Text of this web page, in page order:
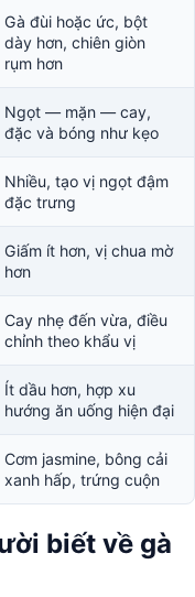
Gà đùi hoặc ức, bột
dày hơn, chiên giòn
rụm hơn
Ngọt — mặn — cay,
đặc và bóng như kẹo
Nhiều, tạo vị ngọt đậm
đặc trưng
Giấm ít hơn, vị chua mờ
hơn
Cay nhẹ đến vừa, điều
chỉnh theo khẩu vị
Ít dầu hơn, hợp xu
hướng ăn uống hiện đại
Cơm jasmine, bông cải
xanh hấp, trứng cuộn
biết về gà